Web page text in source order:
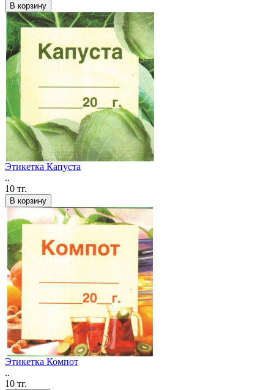
В корзину
Этикетка Капуста
..
10 тг.
В корзину
Этикетка Компот
..
10 тг.